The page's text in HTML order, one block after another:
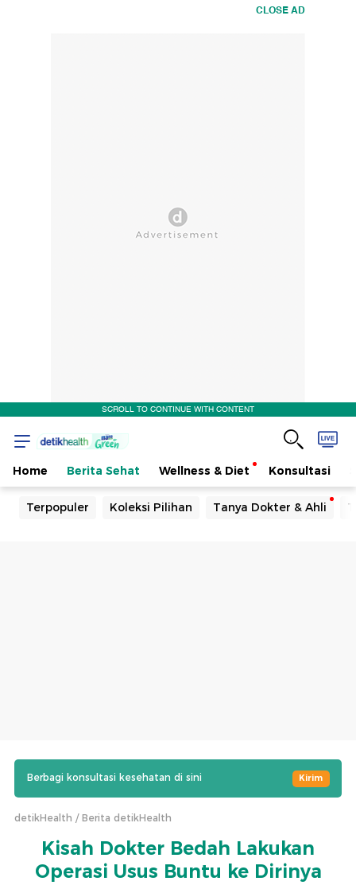
CLOSE AD
SCROLL TO CONTINUE WITH CONTENT
Home Berita Sehat Wellness & Diet Konsultasi
Terpopuler Koleksi Pilihan Tanya Dokter & Ahli
Berbagi konsultasi kesehatan di sini Kirim
detikHealth Berita detikHealth
Kisah Dokter Bedah Lakukan
Operasi Usus Buntu ke Dirinya